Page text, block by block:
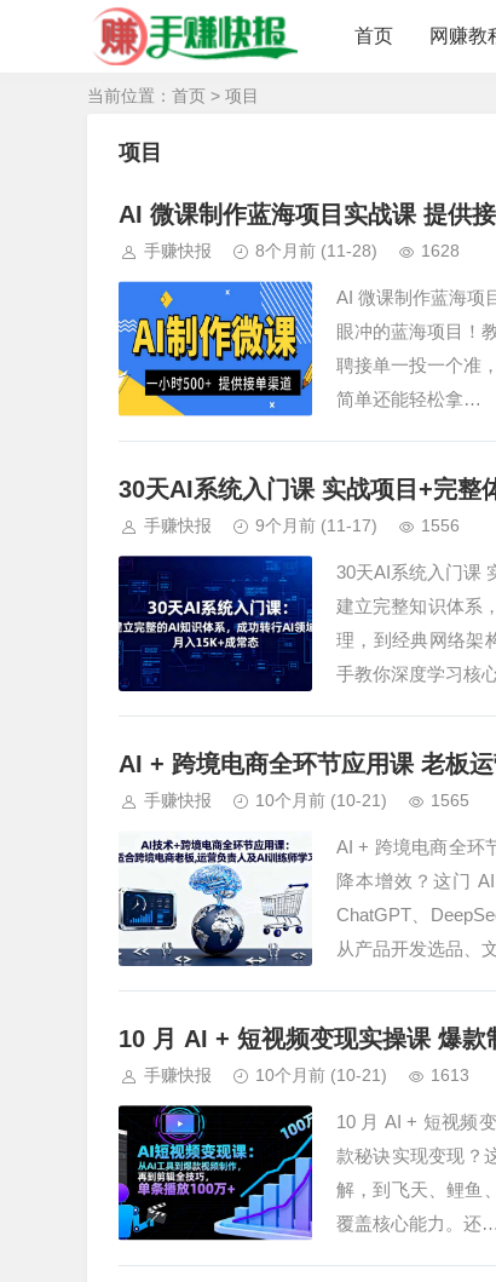
首页 网赚教
当前位置： 首页 > 项目
项目
AI 微课制作蓝海项目实战课 提供
手赚快报 8个月前 (11-28) 1628
AI 微课制作蓝海项
眼冲的蓝海项目！
聘接单一投一个准
简单还能轻松拿…
30天AI系统入门课 实战项目+完整
手赚快报 9个月前 (11-17) 1556
30天AI系统入门课
建立完整知识体系
理，到经典网络架
手教你深度学习核
AI + 跨境电商全环节应用课 老板
手赚快报 10个月前 (10-21) 1565
AI + 跨境电商全环
降本增效？这门
ChatGPT、
从产品开发选品、
10 月 AI + 短视频变现实操课 爆
手赚快报 10个月前 (10-21) 1613
10 月 AI + 短视频
款秘诀实现变现？
解，到飞天、鲤鱼
覆盖核心能力。还…